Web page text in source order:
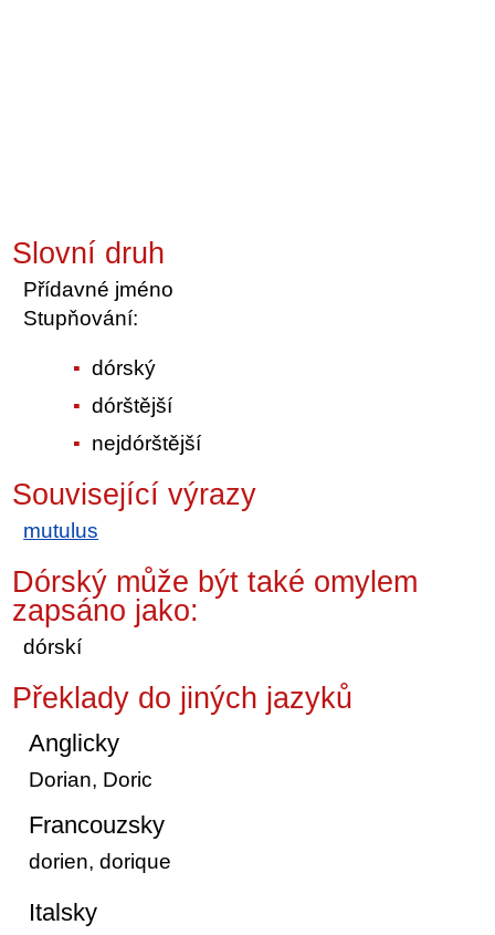
Slovní druh
Přídavné jméno
Stupňování:
dórský
dórštější
nejdórštější
Související výrazy
mutulus
Dórský může být také omylem
zapsáno jako:
dórskí
Překlady do jiných jazyků
Anglicky
Dorian, Doric
Francouzsky
dorien, dorique
Italsky